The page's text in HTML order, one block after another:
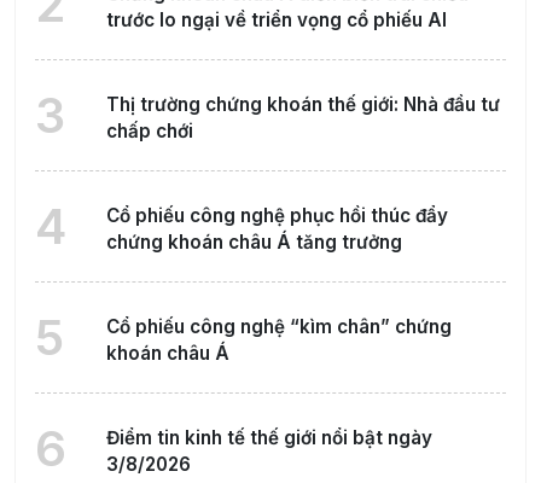
trước lo ngại về triển vọng cổ phiếu AI
3
Thị trường chứng khoán thế giới: Nhà đầu tư
chấp chới
4
Cổ phiếu công nghệ phục hồi thúc đẩy
chứng khoán châu Á tăng trưởng
5
Cổ phiếu công nghệ “kìm chân” chứng
khoán châu Á
6
Điểm tin kinh tế thế giới nổi bật ngày
3/8/2026